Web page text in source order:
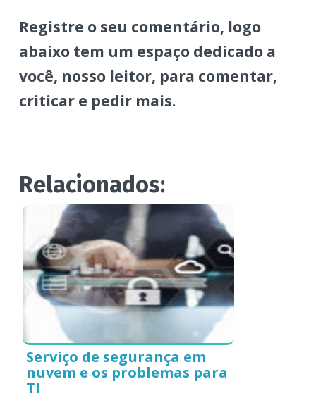
Registre o seu comentário, logo
abaixo tem um espaço dedicado a
você, nosso leitor, para comentar,
criticar e pedir mais.
Relacionados:
Serviço de segurança em
nuvem e os problemas para
TI